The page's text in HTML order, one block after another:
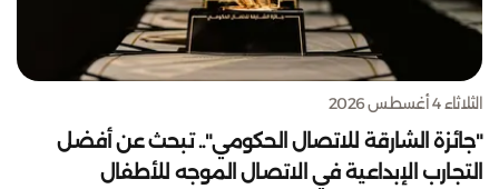
الثلاثاء 4 أغسطس 2026
"جائزة الشارقة للاتصال الحكومي".. تبحث عن أفضل
التجارب الإبداعية في الاتصال الموجه للأطفال